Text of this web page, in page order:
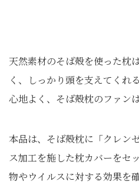
天然素材のそば殻を使った枕
く、しっかり頭を支えてくれ
心地よく、そば殻枕のファンは
本品は、そば殻枕に「クレン
ス加工を施した枕カバーをセ
物やウイルスに対する効果を